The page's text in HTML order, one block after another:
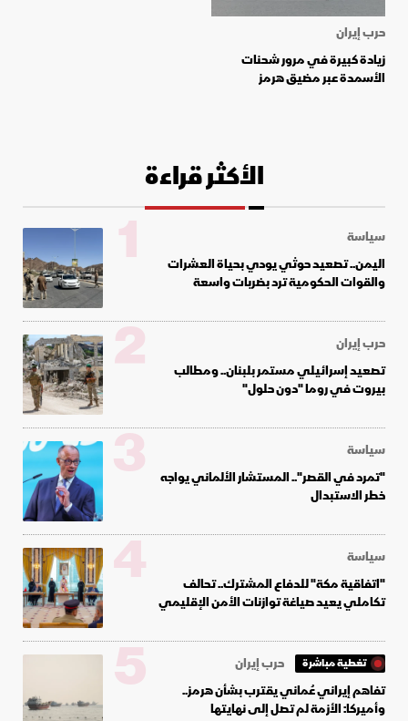
حرب إيران
زيادة كبيرة في مرور شحنات
الأسمدة عبر مضيق هرمز
الأكثر قراءة
سياسة
اليمن.. تصعيد حوثي يودي بحياة العشرات
والقوات الحكومية ترد بضربات واسعة
1
حرب إيران
تصعيد إسرائيلي مستمر بلبنان.. ومطالب
بيروت في روما "دون حلول"
2
سياسة
"تمرد في القصر".. المستشار الألماني يواجه
خطر الاستبدال
3
سياسة
"اتفاقية مكة" للدفاع المشترك.. تحالف
تكاملي يعيد صياغة توازنات الأمن الإقليمي 4
تغطية مباشرة
حرب إيران
تفاهم إيراني عُماني يقترب بشأن هرمز..
وأميركا: الأزمة لم تصل إلى نهايتها
5